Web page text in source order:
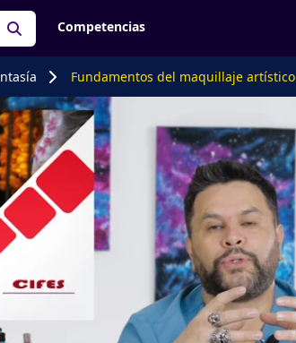
Competencias
Fundamentos del maquillaje artístico